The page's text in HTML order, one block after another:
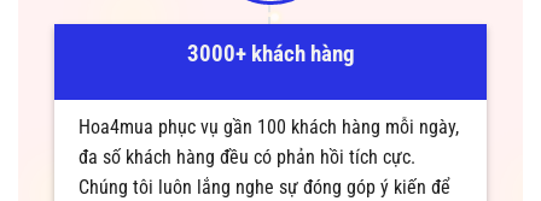
3000+ khách hàng
Hoa4mua phục vụ gần 100 khách hàng mỗi ngày,
đa số khách hàng đều có phản hồi tích cực.
Chúng tôi luôn lắng nghe sự đóng góp ý kiến để